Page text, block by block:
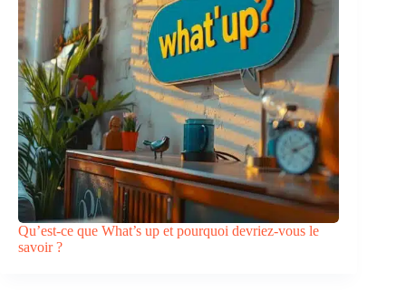
Qu’est-ce que What’s up et pourquoi devriez-vous le
savoir ?